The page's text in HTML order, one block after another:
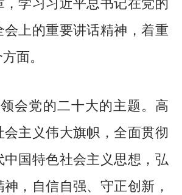
上的重要讲话精神，着重
面。
党的二十大的主题。高
主义伟大旗帜，全面贯彻
国特色社会主义思想，弘
，自信自强、守正创新，